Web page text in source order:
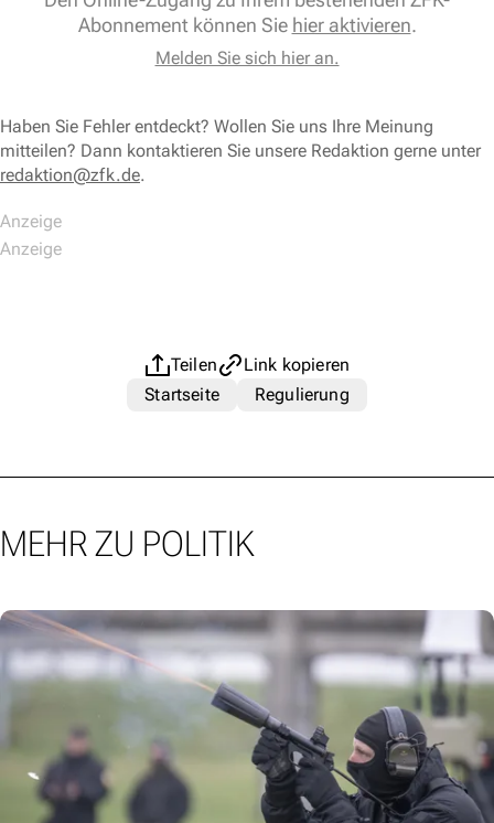
Abonnement können Sie hier aktivieren.
Melden Sie sich hier an.
Haben Sie Fehler entdeckt? Wollen Sie uns Ihre Meinung
mitteilen? Dann kontaktieren Sie unsere Redaktion gerne unter
redaktion@zfk.de.
Teilen
Link kopieren
Startseite
Regulierung
MEHR ZU POLITIK